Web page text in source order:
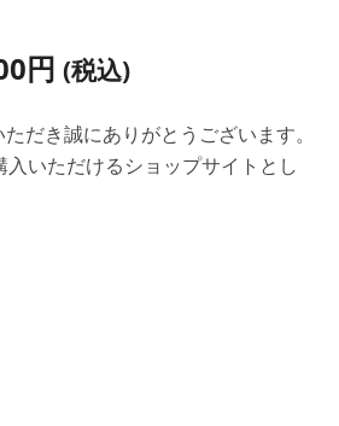
円 (税込)
だき誠にありがとうございます。
いただけるショップサイトとし